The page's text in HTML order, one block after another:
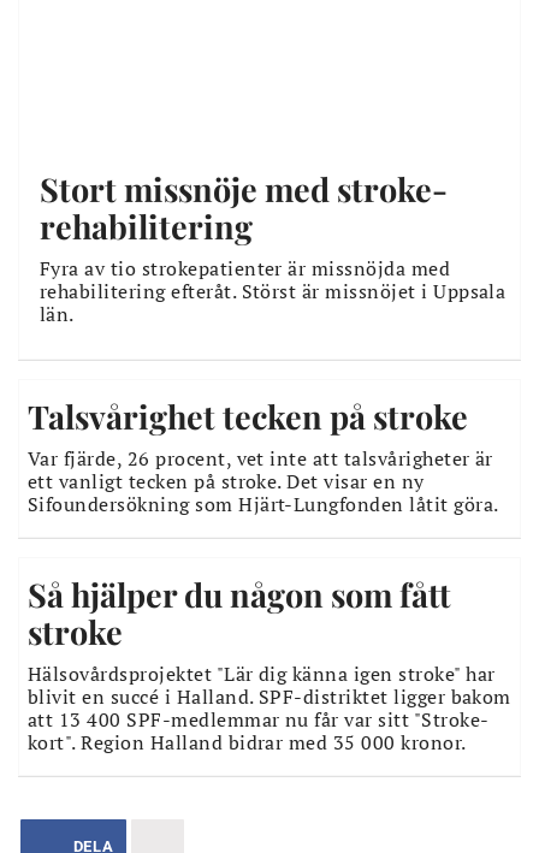
Stort missnöje med stroke-
rehabilitering
Fyra av tio strokepatienter är missnöjda med
rehabilitering efteråt. Störst är missnöjet i Uppsala
län.
Talsvårighet tecken på stroke
Var fjärde, 26 procent, vet inte att talsvårigheter är
ett vanligt tecken på stroke. Det visar en ny
Sifoundersökning som Hjärt-Lungfonden låtit göra.
Så hjälper du någon som fått
stroke
Hälsovårdsprojektet "Lär dig känna igen stroke" har
blivit en succé i Halland. SPF-distriktet ligger bakom
att 13 400 SPF-medlemmar nu får var sitt "Stroke-
kort". Region Halland bidrar med 35 000 kronor.
DELA